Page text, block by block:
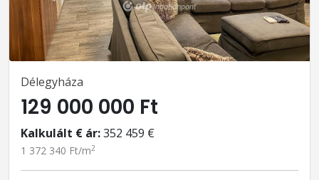
Délegyháza
129 000 000 Ft
Kalkulált € ár:352 459 €
1 372 340 Ft/m2